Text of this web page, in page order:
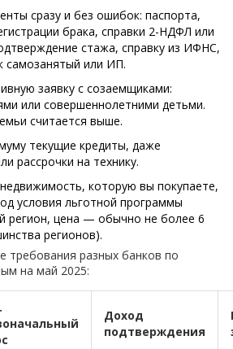
сразу и без ошибок: паспорта,
брака, справки 2-НДФЛ или
стажа, справку из ИФНС,
самозанятый или ИП.
заявку с созаемщиками:
или совершеннолетними детьми.
считается выше.
текущие кредиты, даже
рассрочки на технику.
которую вы покупаете,
условия льготной программы
регион, цена — обычно не более 6
регионов).
требования разных банков по
на май 2025:
Доход
подтверждения